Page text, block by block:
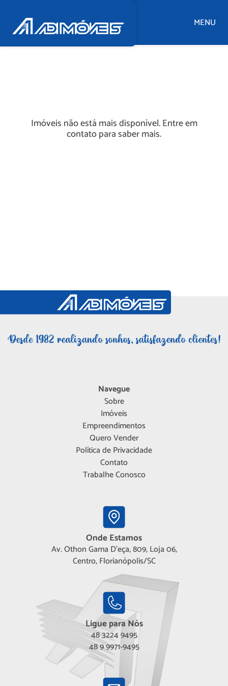
MENU
Imóveis não está mais disponível. Entre em
contato para saber mais.
Navegue
Sobre
Imóveis
Empreendimentos
Quero Vender
Política de Privacidade
Contato
Trabalhe Conosco
Onde Estamos
Av. Othon Gama D'eça, 809, Loja 06,
Centro, Florianópolis/SC
Ligue para Nós
48 3224 9495
48 9 9971-9495